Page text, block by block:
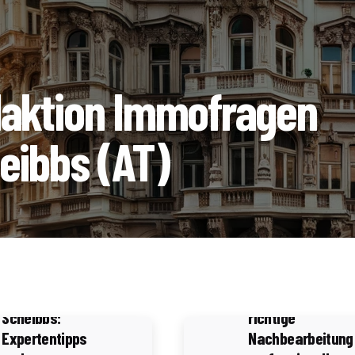
Immofragen
(AT)
4 Minuten Lesezeit
Scheibbs:
Expertentipps
richtige